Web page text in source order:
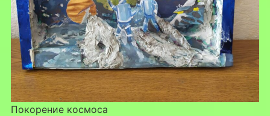
Покорение космоса